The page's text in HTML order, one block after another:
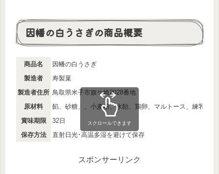
因幡の白うさぎの商品概要
商品名
因幡の白うさぎ
製造者
寿製菓
製造者住所 鳥取県米子市旗ケ崎2028番地
原材料
餡、砂糖、、小麦粉、水飴、鶏卵、マルトース、練乳、
賞味期限
32日
保存方法
直射日光･高温多湿を避けて保存
スクロールできます
スポンサーリンク